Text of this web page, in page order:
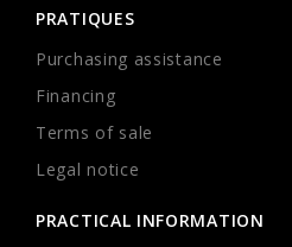
PRATIQUES
Purchasing assistance
Financing
Terms of sale
Legal notice
PRACTICAL INFORMATION